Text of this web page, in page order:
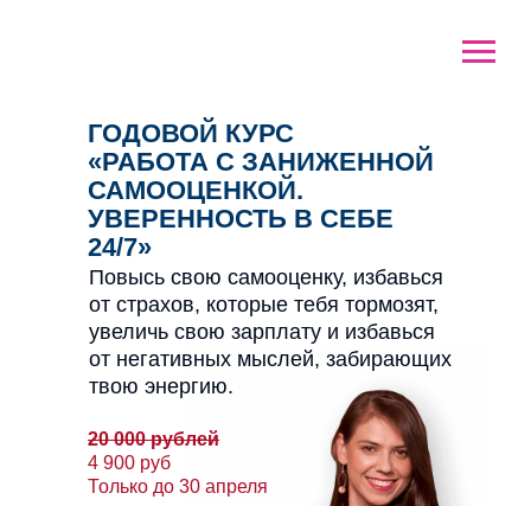
ГОДОВОЙ КУРС
«РАБОТА С ЗАНИЖЕННОЙ
САМООЦЕНКОЙ.
УВЕРЕННОСТЬ В СЕБЕ
24/7»
Повысь свою самооценку, избавься
от страхов, которые тебя тормозят,
увеличь свою зарплату и избавься
от негативных мыслей, забирающих
твою энергию.
20 000 рублей
4 900 руб
Только до 30 апреля